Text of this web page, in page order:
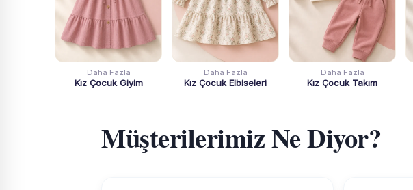
Daha Fazla
Kız Çocuk Giyim
Daha Fazla
Kız Çocuk Elbiseleri
Daha Fazla
Kız Çocuk Takım
Müşterilerimiz Ne Diyor?